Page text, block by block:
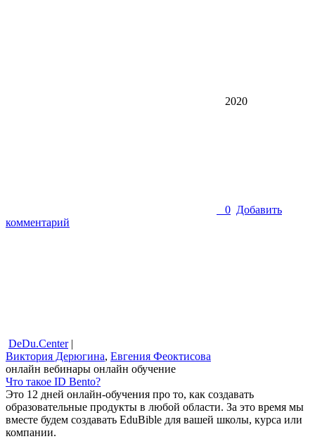
2020
0 Добавить
комментарий
DeDu.Center |
Виктория Дерюгина, Евгения Феоктисова
онлайн вебинары онлайн обучение
Что такое ID Bento?
Это 12 дней онлайн-обучения про то, как создавать
образовательные продукты в любой области. За это время мы
вместе будем создавать EduBible для вашей школы, курса или
компании.